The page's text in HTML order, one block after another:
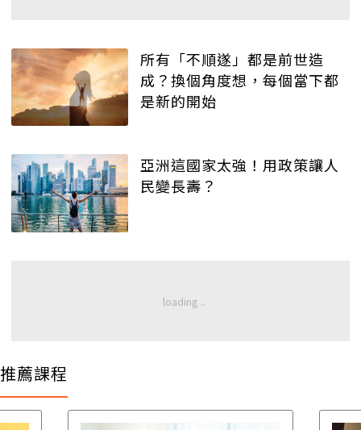
所有「不順遂」都是前世造
成？換個角度想，每個當下都
是新的開始
亞洲這國家太強！用政策讓人
民變長壽？
推薦課程